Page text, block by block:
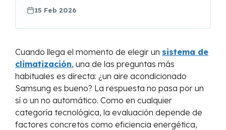
15 Feb 2026
Cuando llega el momento de elegir un sistema de
climatización, una de las preguntas más
habituales es directa: ¿un aire acondicionado
Samsung es bueno? La respuesta no pasa por un
sí o un no automático. Como en cualquier
categoría tecnológica, la evaluación depende de
factores concretos como eficiencia energética,